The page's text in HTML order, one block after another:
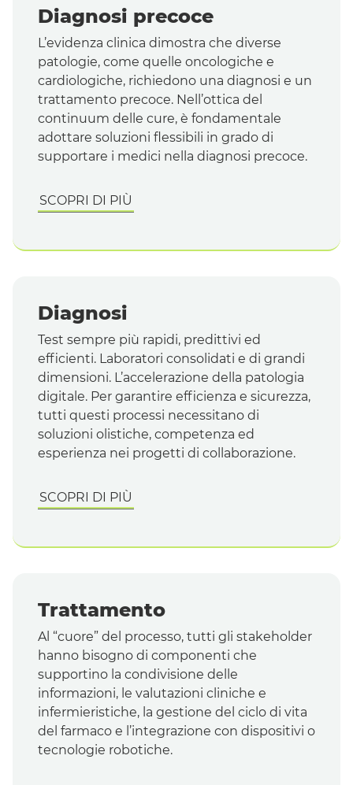
Diagnosi precoce
L’evidenza clinica dimostra che diverse
patologie, come quelle oncologiche e
cardiologiche, richiedono una diagnosi e un
trattamento precoce. Nell’ottica del
continuum delle cure, è fondamentale
adottare soluzioni flessibili in grado di
supportare i medici nella diagnosi precoce.
SCOPRI DI PIÙ
Diagnosi
Test sempre più rapidi, predittivi ed
efficienti. Laboratori consolidati e di grandi
dimensioni. L’accelerazione della patologia
digitale. Per garantire efficienza e sicurezza,
tutti questi processi necessitano di
soluzioni olistiche, competenza ed
esperienza nei progetti di collaborazione.
SCOPRI DI PIÙ
Trattamento
Al “cuore” del processo, tutti gli stakeholder
hanno bisogno di componenti che
supportino la condivisione delle
informazioni, le valutazioni cliniche e
infermieristiche, la gestione del ciclo di vita
del farmaco e l’integrazione con dispositivi o
tecnologie robotiche.